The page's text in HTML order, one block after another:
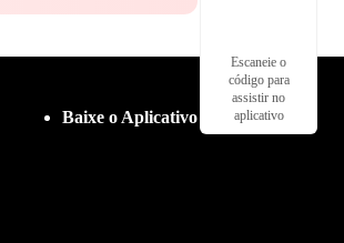
Baixe o Aplicativo
Escaneie o
código para
assistir no
aplicativo